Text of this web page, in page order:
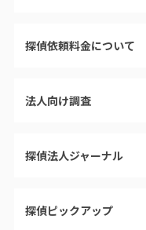
探偵依頼料金について
法人向け調査
探偵法人ジャーナル
探偵ピックアップ